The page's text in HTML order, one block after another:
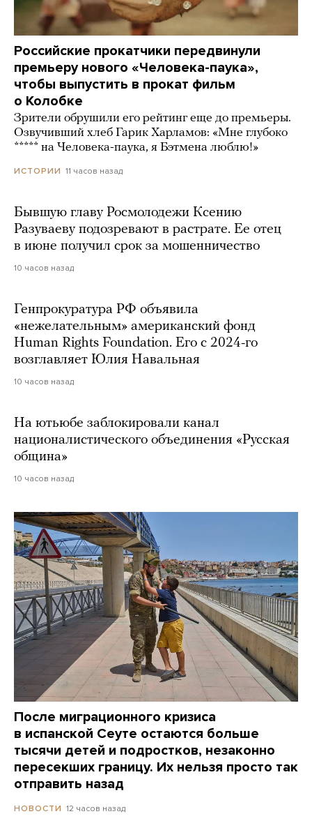
Российские прокатчики передвинули
премьеру нового «Человека-паука»,
чтобы выпустить в прокат фильм
о Колобке
Зрители обрушили его рейтинг еще до премьеры.
Озвучивший хлеб Гарик Харламов: «Мне глубоко
***** на Человека-паука, я Бэтмена люблю!»
ИСТОРИИ 11 часов назад
Бывшую главу Росмолодежи Ксению
Разуваеву подозревают в растрате. Ее отец
в июне получил срок за мошенничество
10 часов назад
Генпрокуратура РФ объявила
«нежелательным» американский фонд
Human Rights Foundation. Его с 2024-го
возглавляет Юлия Навальная
10 часов назад
На ютьюбе заблокировали канал
националистического объединения «Русская
община»
10 часов назад
После миграционного кризиса
в испанской Сеуте остаются больше
тысячи детей и подростков, незаконно
пересекших границу. Их нельзя просто так
отправить назад
НОВОСТИ 12 часов назад